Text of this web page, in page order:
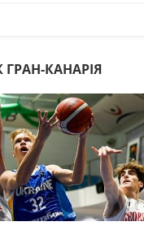
ГРАН-КАНАРІЯ